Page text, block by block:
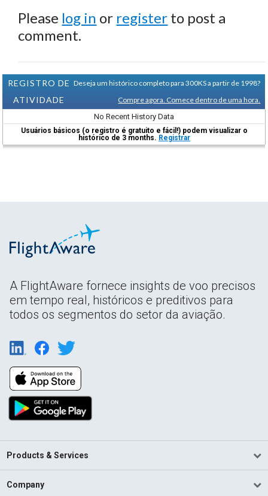
Please log in or register to post a
comment.
REGISTRO DE
ATIVIDADE
Deseja um histórico completo para 300KS a partir de 1998?
Compre agora. Comece dentro de uma hora.
No Recent History Data
Usuários básicos (o registro é gratuito e fácil!) podem visualizar o
histórico de 3 months. Registrar
A FlightAware fornece insights de voo precisos
em tempo real, históricos e preditivos para
todos os segmentos do setor da aviação.
Products & Services
Company